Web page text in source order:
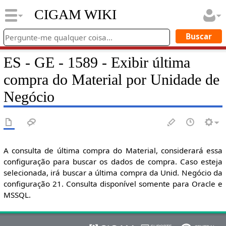
CIGAM WIKI
ES - GE - 1589 - Exibir última
compra do Material por Unidade de
Negócio
A consulta de última compra do Material, considerará essa
configuração para buscar os dados de compra. Caso esteja
selecionada, irá buscar a última compra da Unid. Negócio da
configuração 21. Consulta disponível somente para Oracle e
MSSQL.